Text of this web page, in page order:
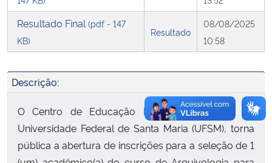
Secretaria-Geral
Gabinete de Segurança Institucional
Advocacia-Geral da União
Resultado Final (pdf - 147
KB)
Resultado
08/08/2025
10:58
Descrição:
O Centro de Educação Física e Desportos da
Universidade Federal de Santa Maria (UFSM), torna
pública a abertura de inscrições para a seleção de 1